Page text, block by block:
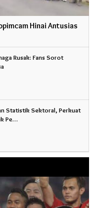
Hinai Antusias
Rusak: Fans Sorot
Statistik Sektoral, Perkuat
Pe…